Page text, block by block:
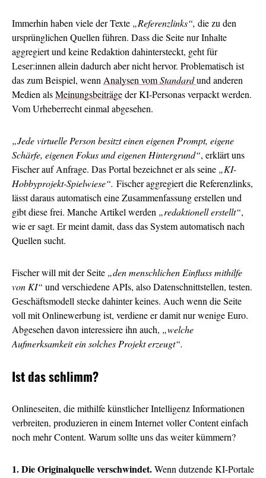
Immerhin haben viele der Texte „Referenzlinks“, die zu den
ursprünglichen Quellen führen. Dass die Seite nur Inhalte
aggregiert und keine Redaktion dahintersteckt, geht für
Leser:innen allein dadurch aber nicht hervor. Problematisch ist
das zum Beispiel, wenn Analysen vomStandardund anderen
Medien alsMeinungsbeiträgeder KI-Personas verpackt werden.
Vom Urheberrecht einmal abgesehen.
„Jede virtuelle Person besitzt einen eigenen Prompt, eigene
Schärfe, eigenen Fokus und eigenen Hintergrund“, erklärt uns
Fischer auf Anfrage. Das Portal bezeichnet er als seine „KI-
Hobbyprojekt-Spielwiese“. Fischer aggregiert die Referenzlinks,
lässt daraus automatisch eine Zusammenfassung erstellen und
gibt diese frei. Manche Artikel werden „redaktionell erstellt“,
wie er sagt. Er meint damit, dass das System automatisch nach
Quellen sucht.
Fischer will mit der Seite „den menschlichen Einfluss mithilfe
von KI“ und verschiedene APIs, also Datenschnittstellen, testen.
Geschäftsmodell stecke dahinter keines. Auch wenn die Seite
voll mit Onlinewerbung ist, verdiene er damit nur wenige Euro.
Abgesehen davon interessiere ihn auch, „welche
Aufmerksamkeit ein solches Projekt erzeugt“.
Ist das schlimm?
Onlineseiten, die mithilfe künstlicher Intelligenz Informationen
verbreiten, produzieren in einem Internet voller Content einfach
noch mehr Content. Warum sollte uns das weiter kümmern?
1. Die Originalquelle verschwindet.Wenn dutzende KI-Portale